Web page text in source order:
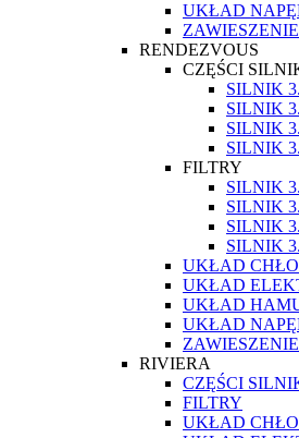
UKŁAD
RENDEZVOUS
CZĘŚCI
SILNIK
SILNIK
SILNIK
SILNIK
FILTRY
SILNIK
SILNIK
SILNIK
SILNIK
UKŁAD
UKŁAD
UKŁAD
UKŁAD
RIVIERA
CZĘŚCI
FILTRY
UKŁAD